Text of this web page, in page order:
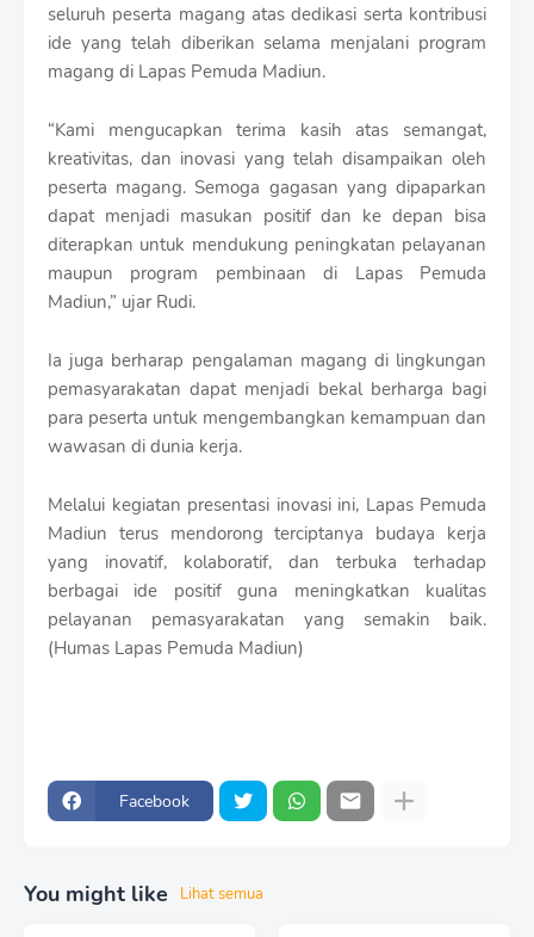
seluruh peserta magang atas dedikasi serta kontribusi
ide yang telah diberikan selama menjalani program
magang di Lapas Pemuda Madiun.
“Kami mengucapkan terima kasih atas semangat,
kreativitas, dan inovasi yang telah disampaikan oleh
peserta magang. Semoga gagasan yang dipaparkan
dapat menjadi masukan positif dan ke depan bisa
diterapkan untuk mendukung peningkatan pelayanan
maupun program pembinaan di Lapas Pemuda
Madiun,” ujar Rudi.
Ia juga berharap pengalaman magang di lingkungan
pemasyarakatan dapat menjadi bekal berharga bagi
para peserta untuk mengembangkan kemampuan dan
wawasan di dunia kerja.
Melalui kegiatan presentasi inovasi ini, Lapas Pemuda
Madiun terus mendorong terciptanya budaya kerja
yang inovatif, kolaboratif, dan terbuka terhadap
berbagai ide positif guna meningkatkan kualitas
pelayanan pemasyarakatan yang semakin baik.
(Humas Lapas Pemuda Madiun)
Facebook
You might like Lihat semua